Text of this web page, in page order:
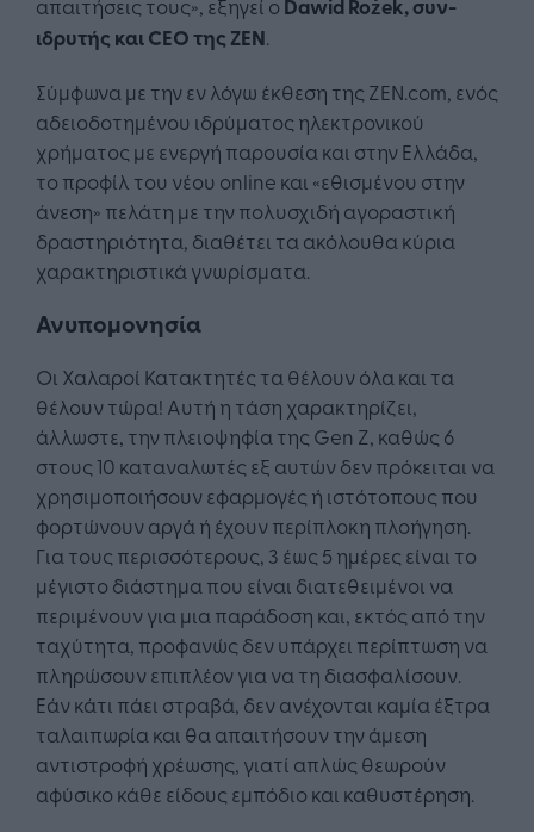
απαιτήσεις τους», εξηγεί ο Dawid Rożek, συν-
ιδρυτής και CEO της ZEN.
Σύμφωνα με την εν λόγω έκθεση της ZEN.com, ενός
αδειοδοτημένου ιδρύματος ηλεκτρονικού
χρήματος με ενεργή παρουσία και στην Ελλάδα,
το προφίλ του νέου online και «εθισμένου στην
άνεση» πελάτη με την πολυσχιδή αγοραστική
δραστηριότητα, διαθέτει τα ακόλουθα κύρια
χαρακτηριστικά γνωρίσματα.
Ανυπομονησία
Οι Χαλαροί Κατακτητές τα θέλουν όλα και τα
θέλουν τώρα! Αυτή η τάση χαρακτηρίζει,
άλλωστε, την πλειοψηφία της Gen Z, καθώς 6
στους 10 καταναλωτές εξ αυτών δεν πρόκειται να
χρησιμοποιήσουν εφαρμογές ή ιστότοπους που
φορτώνουν αργά ή έχουν περίπλοκη πλοήγηση.
Για τους περισσότερους, 3 έως 5 ημέρες είναι το
μέγιστο διάστημα που είναι διατεθειμένοι να
περιμένουν για μια παράδοση και, εκτός από την
ταχύτητα, προφανώς δεν υπάρχει περίπτωση να
πληρώσουν επιπλέον για να τη διασφαλίσουν.
Εάν κάτι πάει στραβά, δεν ανέχονται καμία έξτρα
ταλαιπωρία και θα απαιτήσουν την άμεση
αντιστροφή χρέωσης, γιατί απλώς θεωρούν
αφύσικο κάθε είδους εμπόδιο και καθυστέρηση.